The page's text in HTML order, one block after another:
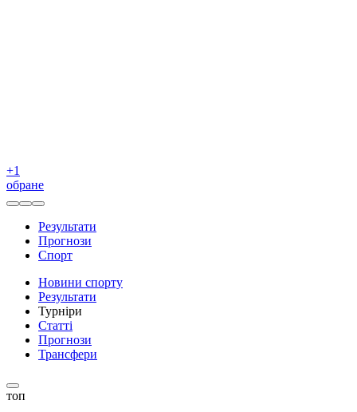
+1
обране
Результати
Прогнози
Спорт
Новини спорту
Результати
Турніри
Статті
Прогнози
Трансфери
топ